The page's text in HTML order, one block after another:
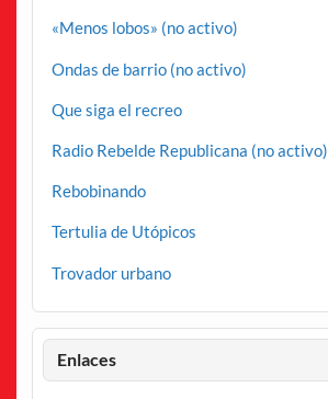
«Menos lobos» (no activo)
Ondas de barrio (no activo)
Que siga el recreo
Radio Rebelde Republicana (no activo)
Rebobinando
Tertulia de Utópicos
Trovador urbano
Enlaces